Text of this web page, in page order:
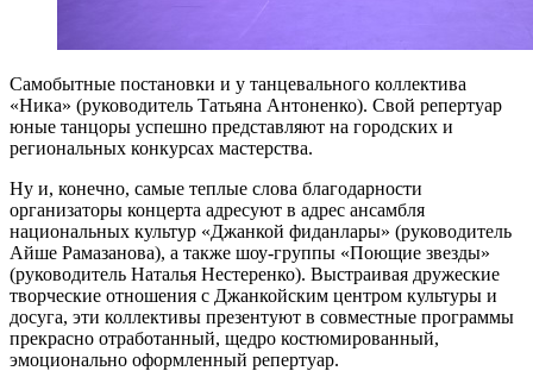
Самобытные постановки и у танцевального коллектива
«Ника» (руководитель Татьяна Антоненко). Свой репертуар
юные танцоры успешно представляют на городских и
региональных конкурсах мастерства.
Ну и, конечно, самые теплые слова благодарности
организаторы концерта адресуют в адрес ансамбля
национальных культур «Джанкой фиданлары» (руководитель
Айше Рамазанова), а также шоу-группы «Поющие звезды»
(руководитель Наталья Нестеренко). Выстраивая дружеские
творческие отношения с Джанкойским центром культуры и
досуга, эти коллективы презентуют в совместные программы
прекрасно отработанный, щедро костюмированный,
эмоционально оформленный репертуар.